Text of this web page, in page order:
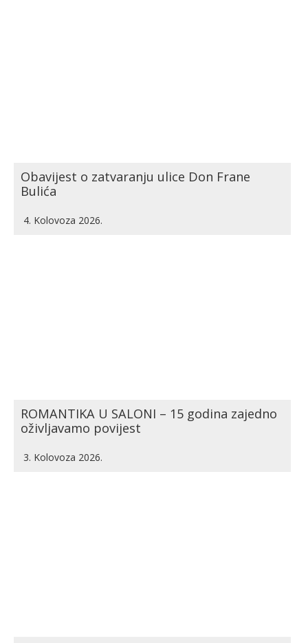
Obavijest o zatvaranju ulice Don Frane
Bulića
4. Kolovoza 2026.
ROMANTIKA U SALONI – 15 godina zajedno
oživljavamo povijest
3. Kolovoza 2026.